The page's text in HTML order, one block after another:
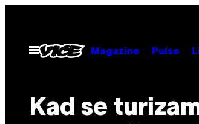
садржај
Otvori
Meni
Magazine Pulse
Kad se